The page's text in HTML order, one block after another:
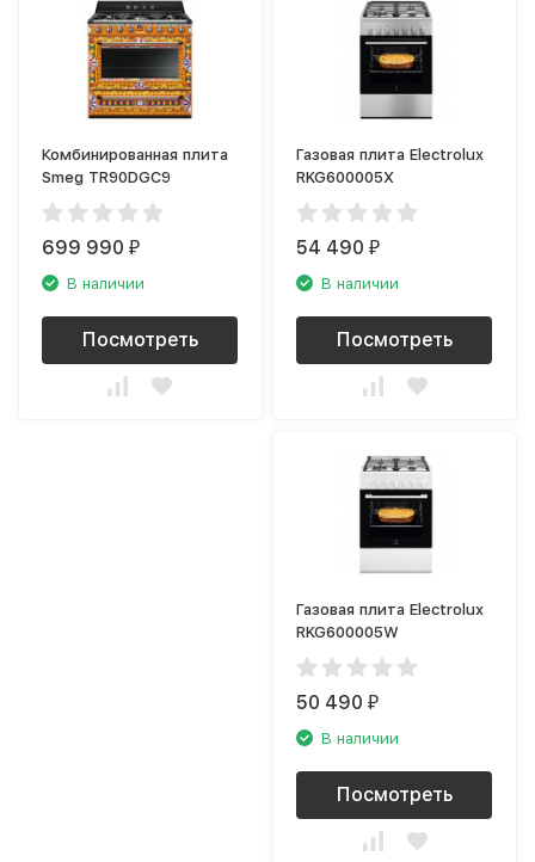
Комбинированная плита
Smeg TR90DGC9
699 990₽
В наличии
Посмотреть
Газовая плита Electrolux
RKG600005X
54 490₽
В наличии
Посмотреть
Газовая плита Electrolux
RKG600005W
50 490₽
В наличии
Посмотреть